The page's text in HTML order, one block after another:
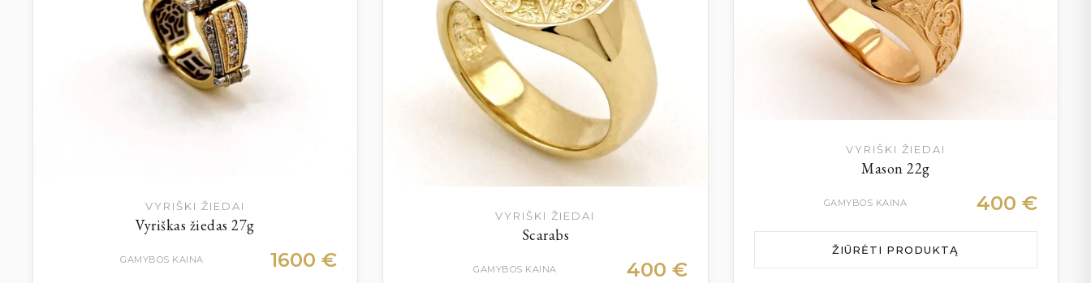
VYRIŠKI ŽIEDAI
Vyriškas žiedas 27g
GAMYBOS KAINA 1600€
VYRIŠKI ŽIEDAI
Scarabs
GAMYBOS KAINA 400 €
VYRIŠKI ŽIEDAI
Mason 22g
GAMYBOS KAINA 400 €
ŽIŪRĖTI PRODUKTĄ